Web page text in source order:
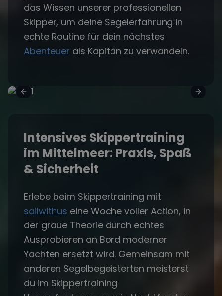
das Wissen unserer professionellen
Skipper, um deine Segelerfahrung in
echte Routine für dein nächstes
Abenteuer als Kapitän zu verwandeln.
Intensives Skippertraining
im Mittelmeer: Praxis, Spaß
& Sicherheit
Erlebe beim Skippertraining mit
sailwithus eine Woche voller Action, in
der graue Theorie durch echtes
Ausprobieren an Bord moderner
Yachten ersetzt wird. Gemeinsam mit
anderen Segelbegeisterten meisterst
du im Skippertraining